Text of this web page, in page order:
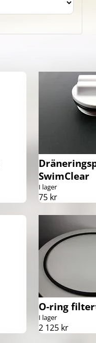
SwimClear
I lager
75 kr
O-ring
I lager
2 125 kr